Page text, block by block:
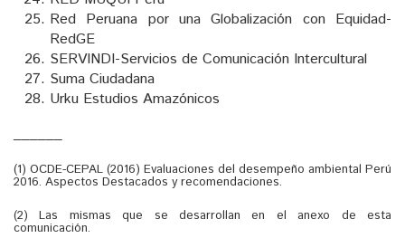
Red Peruana por una Globalización con Equidad-
RedGE
SERVINDI-Servicios de Comunicación Intercultural
Suma Ciudadana
Urku Estudios Amazónicos
(1) OCDE-CEPAL (2016) Evaluaciones del desempeño ambiental Perú
2016. Aspectos Destacados y recomendaciones.
(2) Las mismas que se desarrollan en el anexo de esta
comunicación.